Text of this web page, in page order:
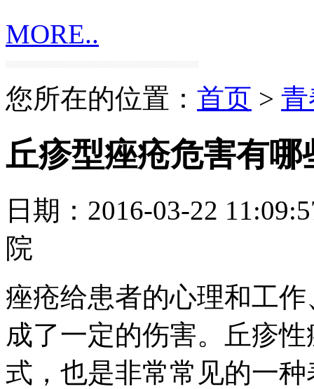
MORE..
您所在的位置： 首页 >
丘疹型痤疮危害有哪
日期：2016-03-22
院
痤疮给患者的心理和工
成了一定的伤害。丘疹
式，也是非常常见的一